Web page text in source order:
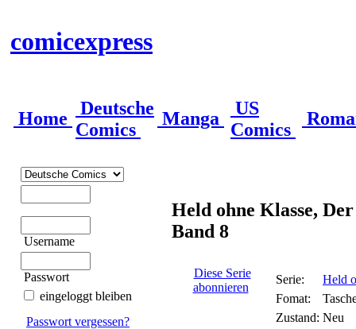
comicexpress
Home
Deutsche
Comics
Manga
US
Comics
Username
Passwort
eingeloggt bleiben
Passwort vergessen?
Held ohne Klasse,
Band 8
Diese Serie
abonnieren
Serie:
Held
Fomat:
Zustand: Neu